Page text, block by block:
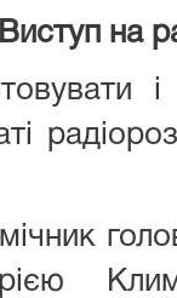
Виступ на